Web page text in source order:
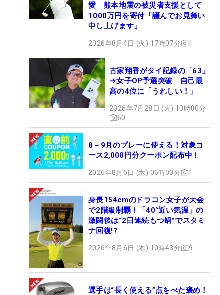
愛 熊本地震の被災者支援として
1000万円を寄付「謹んでお見舞い
申し上げます」
2026年8月4日 (火) 17時07分 1
古家翔香がタイ記録の「63」
→女子OP予選突破 自己最
高の4位に「うれしい！」
2026年7月28日 (火) 10時00分
60
8－9月のプレーに使える！対象コ
ース2,000円分クーポン配布中！
2026年8月6日 (木) 06時00分 1
身長154cmのドラコン女子が大会
で2階級制覇！「40°近い気温」の
激闘後は“2日連続もつ鍋”でスタミ
ナ回復!?
2026年8月6日 (木) 10時43分 9
選手は“長く使える”点をべた褒め！